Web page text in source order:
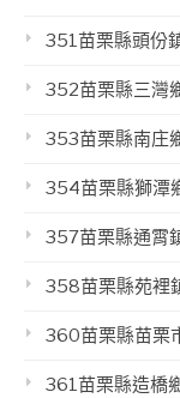
351苗栗縣頭份
352苗栗縣三灣
353苗栗縣南庄
354苗栗縣獅潭
357苗栗縣通霄
358苗栗縣苑裡
360苗栗縣苗栗
361苗栗縣造橋